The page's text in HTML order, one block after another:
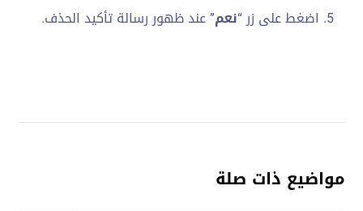
اضغط على زر “نعم” عند ظهور رسالة تأكيد الحذف.
مواضيع ذات صلة